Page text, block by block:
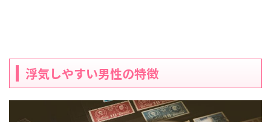
浮気しやすい男性の特徴